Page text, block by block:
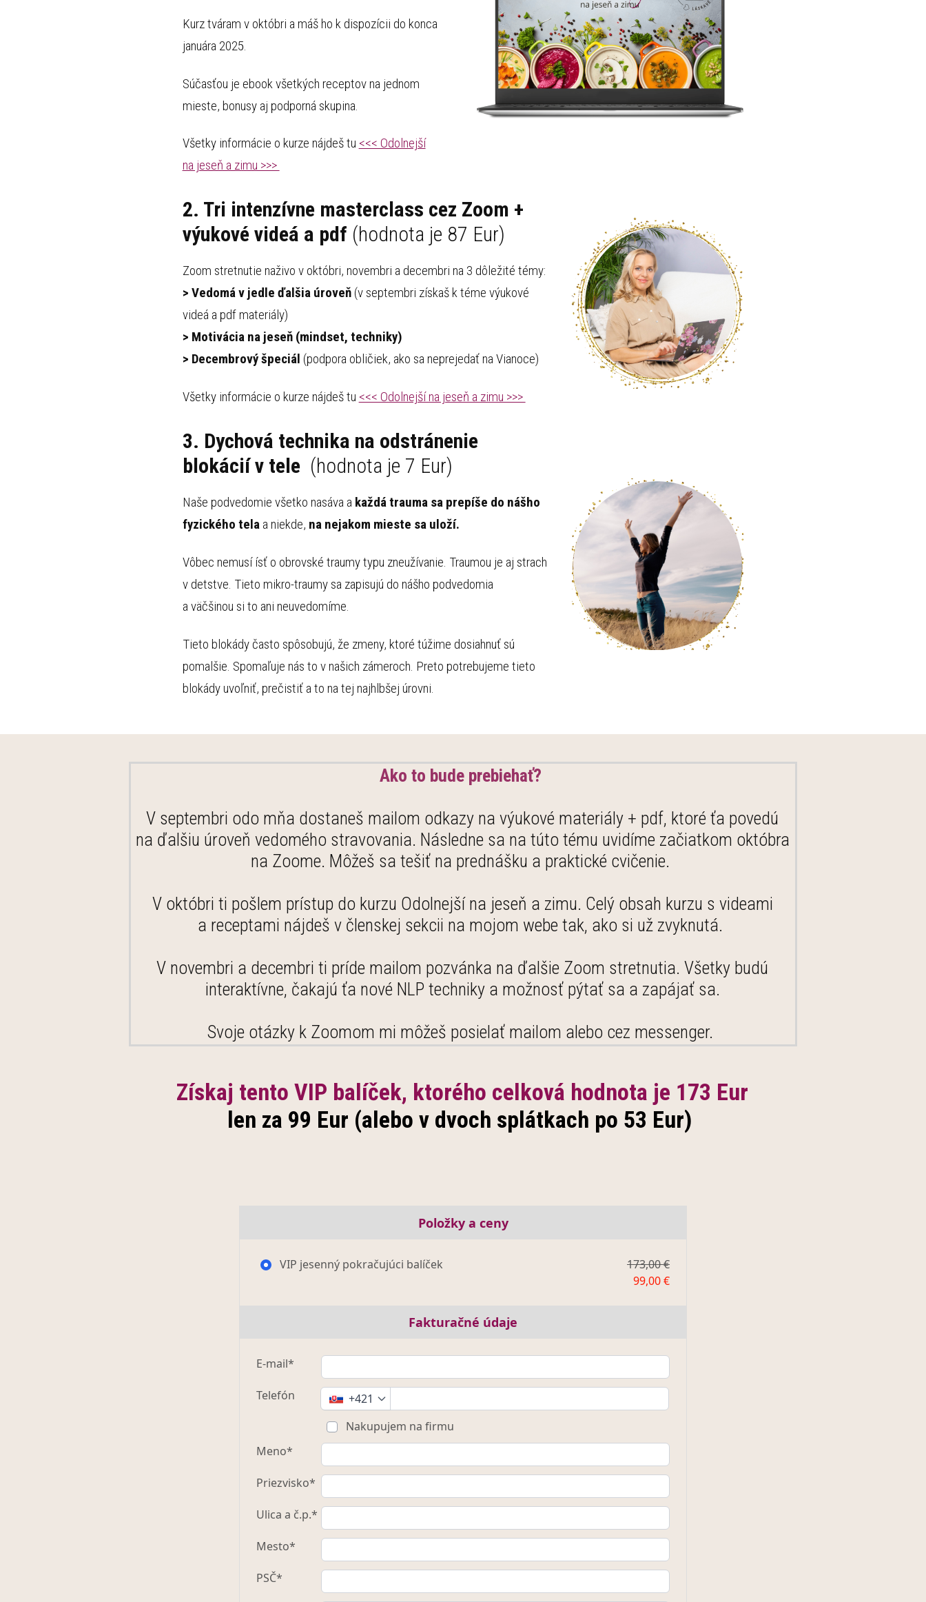
Kurz tváram v októbri a máš ho k dispozícii do konca
januára 2025.
Súčasťou je ebook všetkých receptov na jednom
mieste, bonusy aj podporná skupina.
Všetky informácie o kurze nájdeš tu <<< Odolnejší
na jeseň a zimu >>>
2. Tri intenzívne masterclass cez Zoom +
výukové videá a pdf (hodnota je 87 Eur)
Zoom stretnutie naživo v októbri, novembri a decembri na 3 dôležité témy:
> Vedomá v jedle ďalšia úroveň (v septembri získaš k téme výukové
videá a pdf materiály)
> Motivácia na jeseň (mindset, techniky)
> Decembrový špeciál (podpora obličiek, ako sa neprejedať na Vianoce)
Všetky informácie o kurze nájdeš tu <<< Odolnejší na jeseň a zimu >>>
3. Dychová technika na odstránenie
blokácií v tele (hodnota je 7 Eur)
Naše podvedomie všetko nasáva a každá trauma sa prepíše do nášho
fyzického telaa niekde, na nejakom mieste sa uloží.
Vôbec nemusí ísť o obrovské traumy typu zneužívanie. Traumou je aj strach
v detstve. Tieto mikro-traumy sa zapisujú do nášho podvedomia
a väčšinou si to ani neuvedomíme.
Tieto blokády často spôsobujú, že zmeny, ktoré túžime dosiahnuť sú
pomalšie. Spomaľuje nás to v našich zámeroch. Preto potrebujeme tieto
blokády uvoľniť, prečistiť a to na tej najhlbšej úrovni.
Ako to bude prebiehať?
V septembri odo mňa dostaneš mailom odkazy na výukové materiály + pdf, ktoré ťa povedú
na ďalšiu úroveň vedomého stravovania. Následne sa na túto tému uvidíme začiatkom októbra
na Zoome. Môžeš sa tešiť na prednášku a praktické cvičenie.
V októbri ti pošlem prístup do kurzu Odolnejší na jeseň a zimu. Celý obsah kurzu s videami
a receptami nájdeš v členskej sekcii na mojom webe tak, ako si už zvyknutá.
V novembri a decembri ti príde mailom pozvánka na ďalšie Zoom stretnutia. Všetky budú
interaktívne, čakajú ťa nové NLP techniky a možnosť pýtať sa a zapájať sa.
Svoje otázky k Zoomom mi môžeš posielať mailom alebo cez messenger.
Získaj tento VIP balíček, ktorého celková hodnota je 173 Eur
len za 99 Eur (alebo v dvoch splátkach po 53 Eur)
Položky a ceny
VIP jesenný pokračujúci balíček
173,00 €
99,00 €
Fakturačné údaje
E-mail*
Telefón
+421
Nakupujem na firmu
Meno*
Priezvisko*
Ulica a č.p.*
Mesto*
PSČ*